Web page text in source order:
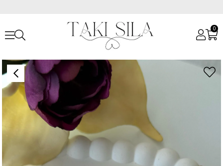
0
Çelik Ataç Zincirli Kelebek Halhal